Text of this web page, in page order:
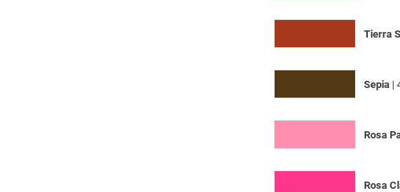
Tierra
Sepia|
Rosa
Rosa